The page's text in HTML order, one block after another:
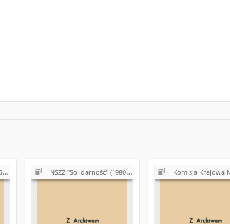
NSZZ "Solidarność" (1980-1981) Komisja Krajowa NSZZ